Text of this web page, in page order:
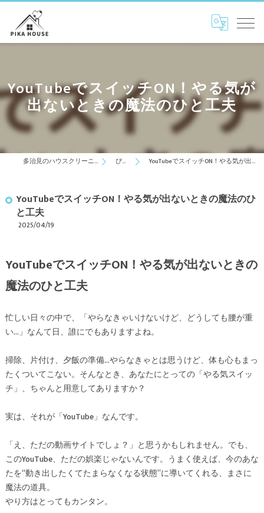
YouTubeでスイッチON！やる気が
出ないときの魔法のひと工夫
多治見のハウスクリーニングはぴかはうす ぴかblog YouTubeでスイッチON！やる気が出ないときの魔法のひと工夫
YouTubeでスイッチON！やる気が出ないときの魔法のひ
と工夫
2025/04/19
YouTubeでスイッチON！やる気が出ないときの
魔法のひと工夫
忙しい日々の中で、「やらなきゃいけないけど、どうしても腰が重
い…」なんて日、誰にでもありますよね。
掃除、片付け、夕飯の準備…やらなきゃとは思うけど、体も心もまっ
たくついてこない。そんなとき、あなたにとっての「やる気スイッ
チ」、ちゃんと用意してありますか？
実は、それが「YouTube」なんです。
「え、ただの動画サイトでしょ？」と思うかもしれません。でも、
このYouTube、ただの娯楽じゃないんです。うまく使えば、今のあな
たを“動き出したくてたまらなくなる状態”に導いてくれる、まさに
魔法の道具。
やり方はとってもカンタン。